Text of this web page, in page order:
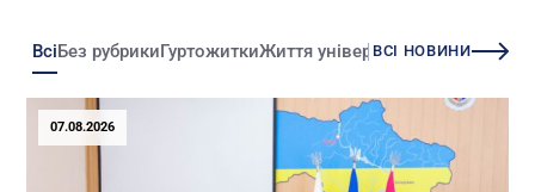
Всі Без рубрики ГуртожиткиЖиття університетуЗміни
ВСІ НОВИНИ
07.08.2026